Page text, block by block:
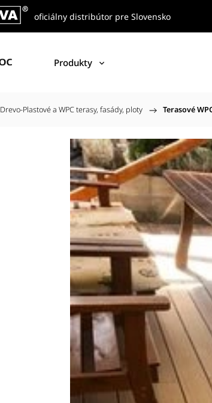
oficiálny distribútor pre Slovensko
Produkty
Drevo-Plastové a WPC terasy, fasády, ploty / Terasové